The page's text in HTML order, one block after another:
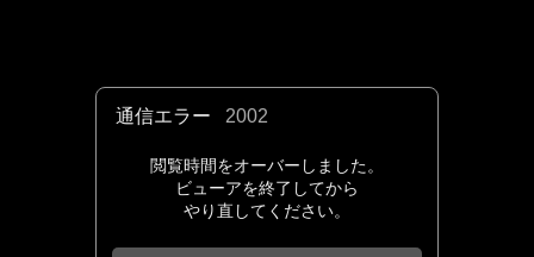
通信エラー 2002
閲覧時間をオーバーしました。
ビューアを終了してから
やり直してください。